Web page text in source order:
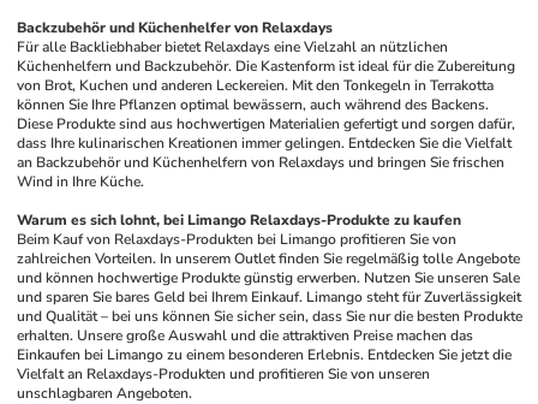
Backzubehör und Küchenhelfer von Relaxdays
Für alle Backliebhaber bietet Relaxdays eine Vielzahl an nützlichen
Küchenhelfern und Backzubehör. Die Kastenform ist ideal für die Zubereitung
von Brot, Kuchen und anderen Leckereien. Mit den Tonkegeln in Terrakotta
können Sie Ihre Pflanzen optimal bewässern, auch während des Backens.
Diese Produkte sind aus hochwertigen Materialien gefertigt und sorgen dafür,
dass Ihre kulinarischen Kreationen immer gelingen. Entdecken Sie die Vielfalt
an Backzubehör und Küchenhelfern von Relaxdays und bringen Sie frischen
Wind in Ihre Küche.
Warum es sich lohnt, bei Limango Relaxdays-Produkte zu kaufen
Beim Kauf von Relaxdays-Produkten bei Limango profitieren Sie von
zahlreichen Vorteilen. In unserem Outlet finden Sie regelmäßig tolle Angebote
und können hochwertige Produkte günstig erwerben. Nutzen Sie unseren Sale
und sparen Sie bares Geld bei Ihrem Einkauf. Limango steht für Zuverlässigkeit
und Qualität – bei uns können Sie sicher sein, dass Sie nur die besten Produkte
erhalten. Unsere große Auswahl und die attraktiven Preise machen das
Einkaufen bei Limango zu einem besonderen Erlebnis. Entdecken Sie jetzt die
Vielfalt an Relaxdays-Produkten und profitieren Sie von unseren
unschlagbaren Angeboten.